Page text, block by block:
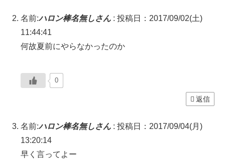
名前:ハロン棒名無しさん : 投稿日：2017/09/02(土)
11:44:41
何故夏前にやらなかったのか
0
返信
名前:ハロン棒名無しさん : 投稿日：2017/09/04(月)
13:20:14
早く言ってよー